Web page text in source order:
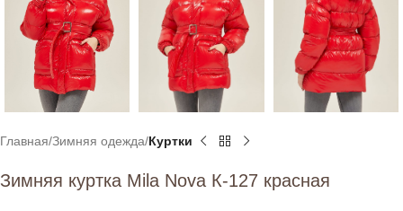
Главная Зимняя одежда Куртки
Зимняя куртка Mila Nova К-127 красная